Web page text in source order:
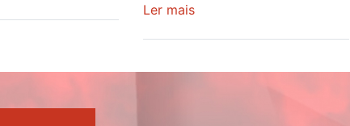
Ler maissobre
continua